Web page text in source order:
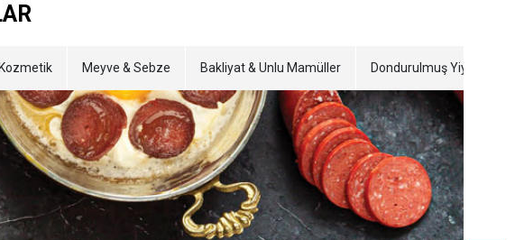
Meyve & Sebze Bakliyat & Unlu Mamüller Dondurulmuş Yiyecekler